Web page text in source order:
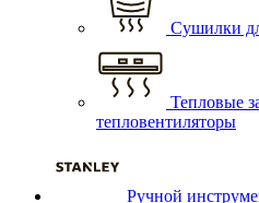
Сушилки
Тепловые
тепловентиляторы
Ручной